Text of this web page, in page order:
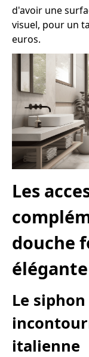
d'avoir une
visuel, pour un
euros.
Les
douche
Le
italienne